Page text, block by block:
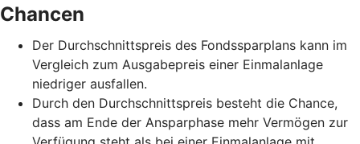
Chancen
Der Durchschnittspreis des Fondssparplans kann im
Vergleich zum Ausgabepreis einer Einmalanlage
niedriger ausfallen.
Durch den Durchschnittspreis besteht die Chance,
dass am Ende der Ansparphase mehr Vermögen zur